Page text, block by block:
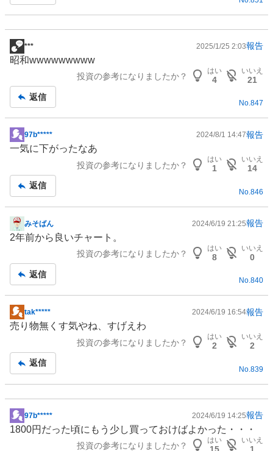
掲
示
事
*** 2025/1/25 2:03報告
昭和wwwwwwwww
投資の参考になりましたか？
はい
4
いいえ
21
返信
No.847
掲
事
97b***** 2024/8/1 14:47報告
一気に下がったなあ
投資の参考になりましたか？
はい
1
いいえ
14
返信
No. 846
掲
示
事
みそばん 2024/6/19 21:25報告
2年前から良いチャート。
投資の参考になりましたか？
はい
8
いいえ
0
返信
No.840
掲
示
事
tak***** 2024/6/19 16:54報告
売り物無くす気やね、すげえわ
投資の参考になりましたか？
はい
2
いいえ
2
返信
No. 839
掲
示
97b***** 2024/6/19 14:25報告
1800円だった頃にもう少し買っておけばよかった・・・
投資の参考になりましたか？
はい
15
いいえ
1